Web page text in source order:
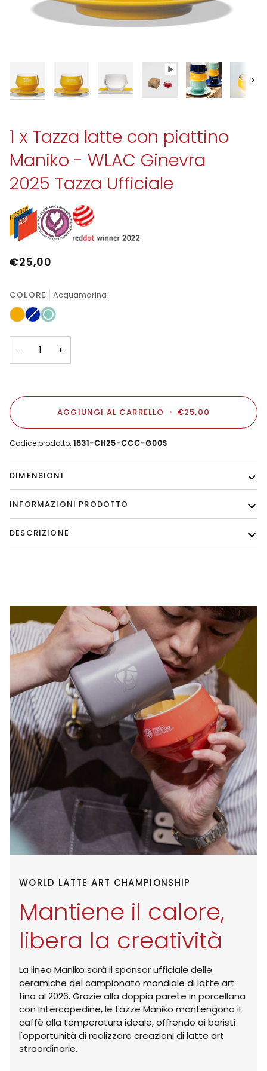
1 x Tazza latte con piattino
Maniko - WLAC Ginevra
2025 Tazza Ufficiale
€25,00
COLORE Acquamarina
Ambra
Blu
Variante
esaurita
non
disponibile
Acquamarina
− +
AGGIUNGI AL CARRELLO • €25,00
Codice prodotto: 1631-CH25-CCC-G00S
DIMENSIONI
INFORMAZIONI PRODOTTO
DESCRIZIONE
WORLD LATTE ART CHAMPIONSHIP
Mantiene il calore,
libera la creatività
La linea Maniko sarà il sponsor ufficiale delle
ceramiche del campionato mondiale di latte art
fino al 2026. Grazie alla doppia parete in porcellana
con intercapedine, le tazze Maniko mantengono il
caffè alla temperatura ideale, offrendo ai baristi
l'opportunità di realizzare creazioni di latte art
straordinarie.